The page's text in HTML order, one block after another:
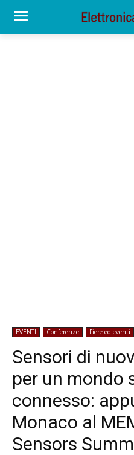
EVENTI Conferenze Fiere ed eventi
Sensori di
per un mondo
connesso:
Monaco al
Sensors